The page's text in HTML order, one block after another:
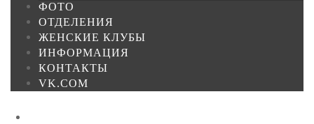
ФОТО
ОТДЕЛЕНИЯ
ЖЕНСКИЕ КЛУБЫ
ИНФОРМАЦИЯ
КОНТАКТЫ
VK.COM